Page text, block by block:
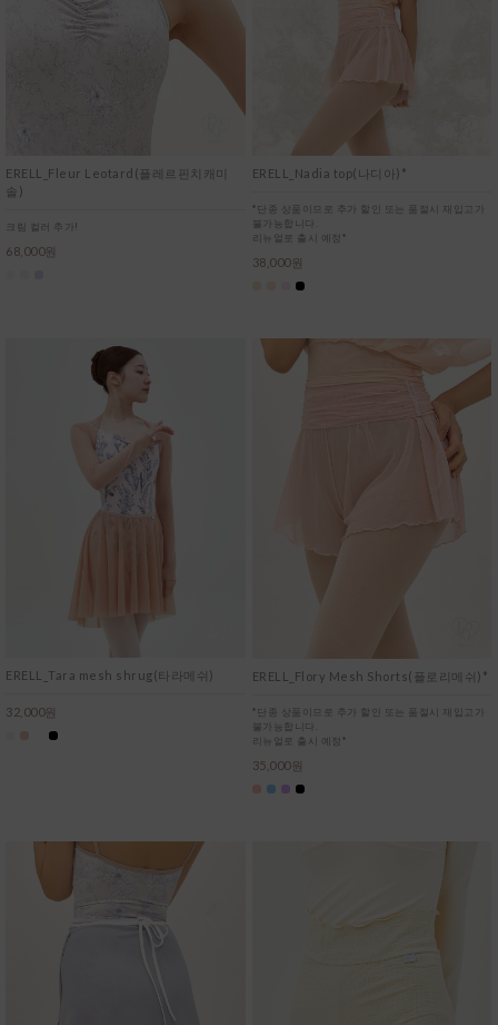
ERELL_Fleur Leotard(플레르핀치캐미
솔)
크림 컬러 추가!
68,000원
ERELL_Nadia top(나디아)*
*단종 상품이므로 추가 할인 또는 품절시 재입고가
불가능합니다.
리뉴얼로 출시 예정*
38,000원
ERELL_Tara mesh shrug(타라메쉬)
32,000원
ERELL_Flory Mesh Shorts(플로리메쉬)*
*단종 상품이므로 추가 할인 또는 품절시 재입고가
불가능합니다.
리뉴얼로 출시 예정*
35,000원